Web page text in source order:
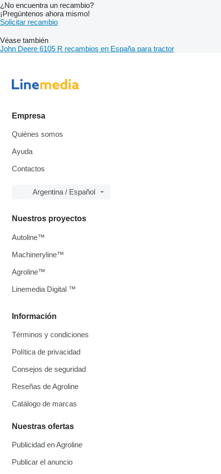
¿No encuentra un recambio?
¡Pregúntenos ahora mismo!
Solicitar recambio
Véase también
John Deere 6105 R recambios en España para tractor
Empresa
Quiénes somos
Ayuda
Contactos
Argentina / Español
Información
Términos y condiciones
Política de privacidad
Consejos de seguridad
Reseñas de Agroline
Catálogo de marcas
Nuestras ofertas
Publicidad en Agroline
Publicar el anuncio
Nuestros proyectos
Autoline™
Machineryline™
Agroline™
Linemedia Digital ™